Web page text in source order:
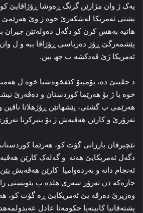
یه‌ک ژ وان مژارێن گرنگ ڕه‌وشا ڕۆژاڤایێ
پشتی ئەمریکا له‌شکه‌رێ خوه‌ ژ وێ هه‌رێمێ
هاتیه‌ به‌هس کرن کو دگه‌ل ده‌ولەتێن
پێشمه‌رگێ ڕۆژ ده‌رباسی ڕۆژاڤا ببه‌ و ل
ئەمریکا ژێ ڤه‌دکشه‌ ب جھ ببن.
د جڤینێ‌ ده‌، پۆمپیۆ کێفخوه‌شیا خوه‌ ل
خوه‌ یا ژ بۆ هه‌رێما کوردستان و ده‌ڤه‌رێ
هه‌رێمی ب گشتی، پێشهاتێن ڕۆژهلاتا ناڤین
ته‌رۆرێ و کارێن هه‌ڤبه‌ش ژ بۆ بنبرکرنا
نێچیرڤان بارزانی گۆت کو، هه‌رێما
دگه‌ل ئەمریکایێ هه‌نه‌ و گه‌له‌ک کارێن
ئه‌نجام دانه‌ و به‌رده‌وامیا کارێن هه‌ڤه‌بش
جاره‌که‌ دن ته‌رۆر سه‌ری هلده‌ ب پێویستی
وه‌زیرێ ده‌رڤه‌ یێ ئەمریکایێ ڕه‌ گۆت کو،
پشته‌ڤانیا کابینه‌یا حکومه‌تا عادل